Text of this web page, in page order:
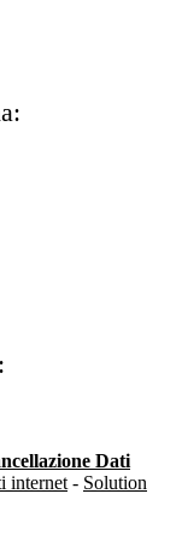
Dati
internet - Solution